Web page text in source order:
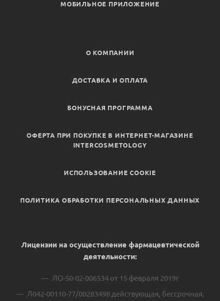
МОБИЛЬНОЕ ПРИЛОЖЕНИЕ
О КОМПАНИИ
ДОСТАВКА И ОПЛАТА
БОНУСНАЯ ПРОГРАММА
ОФЕРТА ПРИ ПОКУПКЕ В ИНТЕРНЕТ-МАГАЗИНЕ
INTERCOSMETOLOGY
ИСПОЛЬЗОВАНИЕ COOKIE
ПОЛИТИКА ОБРАБОТКИ ПЕРСОНАЛЬНЫХ ДАННЫХ
Лицензии на осуществление фармацевтической
деятельности:
ЛО-50-02-006534 от 15 февраля 2019г
Л042-00110-77/00283498 действующая, бессрочная.